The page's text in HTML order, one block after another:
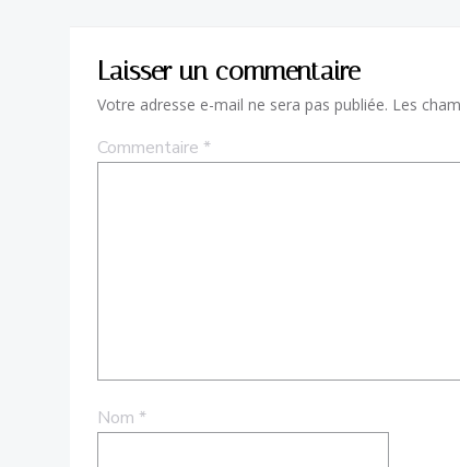
Laisser un commentaire
Votre adresse e-mail ne sera pas publiée. Les
Commentaire *
Nom *